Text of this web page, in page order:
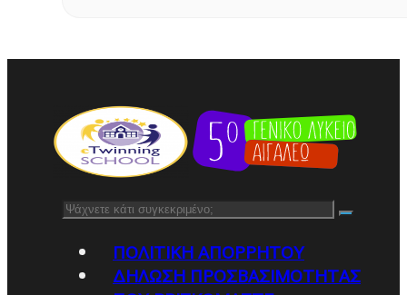
Αναζήτηση
ΠΟΛΙΤΙΚΉ ΑΠΟΡΡΉΤΟΥ
ΔΉΛΩΣΗ ΠΡΟΣΒΑΣΙΜΌΤΗΤΑΣ